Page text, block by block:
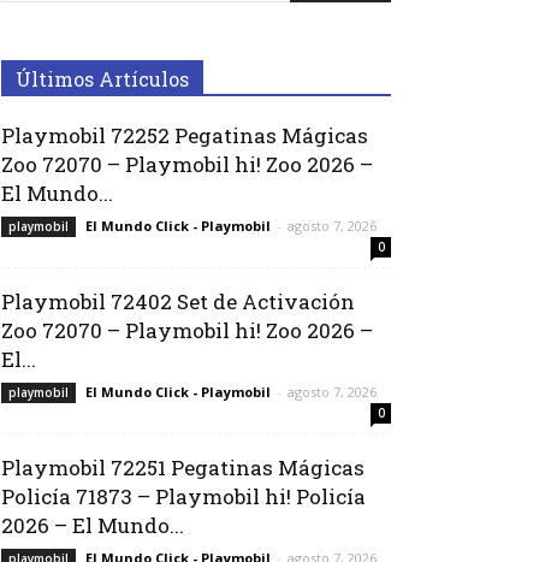
Últimos Artículos
Playmobil 72252 Pegatinas Mágicas
Zoo 72070 – Playmobil hi! Zoo 2026 –
El Mundo...
playmobil El Mundo Click - Playmobil - agosto 7, 2026
0
Playmobil 72402 Set de Activación
Zoo 72070 – Playmobil hi! Zoo 2026 –
El...
playmobil El Mundo Click - Playmobil - agosto 7, 2026
0
Playmobil 72251 Pegatinas Mágicas
Policía 71873 – Playmobil hi! Policía
2026 – El Mundo...
playmobil El Mundo Click - Playmobil - agosto 7, 2026